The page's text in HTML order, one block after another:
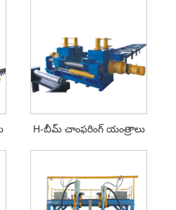
H-బీమ్ చాంఫరింగ్ యంత్రాలు